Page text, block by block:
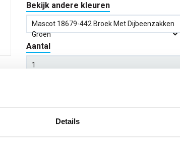
Details
Bekijk andere kleuren
Mascot 18679-442 Broek Met Dijbeenzakken
Groen
Aantal
Kies kleur/maat